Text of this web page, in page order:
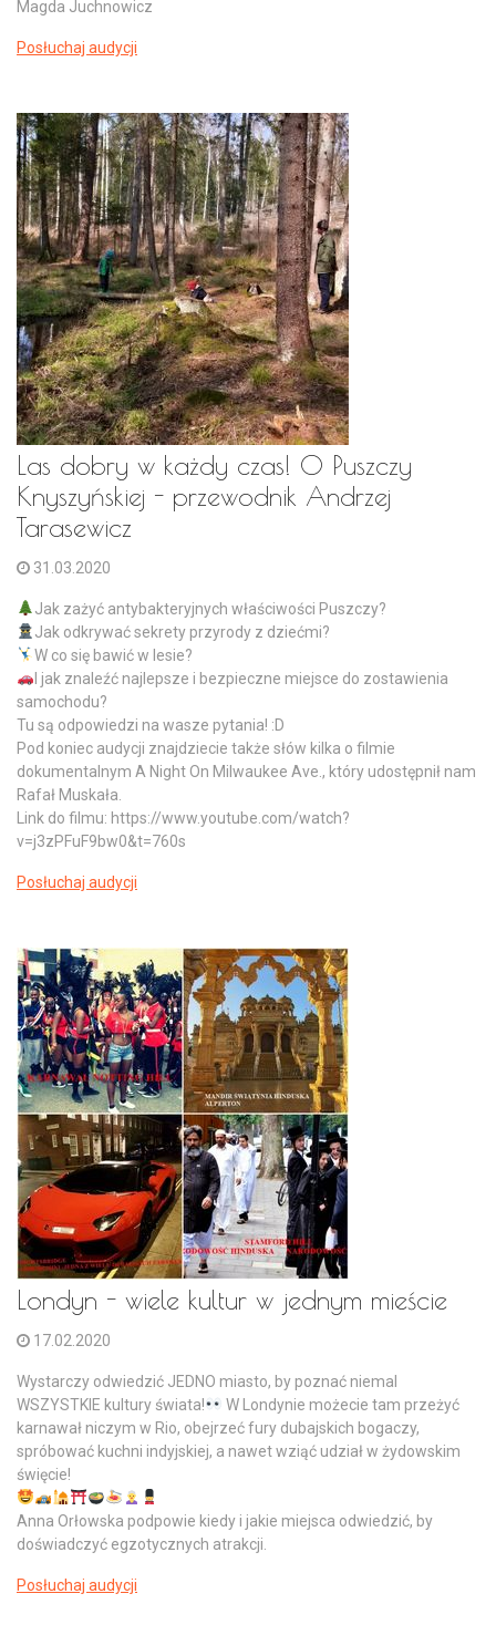
Magda Juchnowicz
Posłuchaj audycji
Las dobry w każdy czas! O Puszczy
Knyszyńskiej - przewodnik Andrzej
Tarasewicz
31.03.2020
Jak zażyć antybakteryjnych właściwości Puszczy?
Jak odkrywać sekrety przyrody z dziećmi?
W co się bawić w lesie?
I jak znaleźć najlepsze i bezpieczne miejsce do zostawienia
samochodu?
Tu są odpowiedzi na wasze pytania! :D
Pod koniec audycji znajdziecie także słów kilka o filmie
dokumentalnym A Night On Milwaukee Ave., który udostępnił nam
Rafał Muskała.
Link do filmu: https://www.youtube.com/watch?
v=j3zPFuF9bw0&t=760s
Posłuchaj audycji
Londyn - wiele kultur w jednym mieście
17.02.2020
Wystarczy odwiedzić JEDNO miasto, by poznać niemal
WSZYSTKIE kultury świata!
W Londynie możecie tam przeżyć
karnawał niczym w Rio, obejrzeć fury dubajskich bogaczy,
spróbować kuchni indyjskiej, a nawet wziąć udział w żydowskim
święcie!
Anna Orłowska podpowie kiedy i jakie miejsca odwiedzić, by
doświadczyć egzotycznych atrakcji.
Posłuchaj audycji